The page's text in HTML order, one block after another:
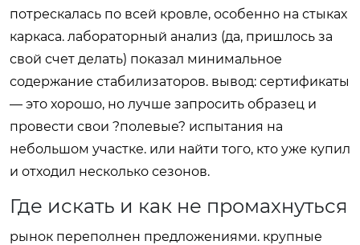
потрескалась по всей кровле, особенно на стыках
каркаса. лабораторный анализ (да, пришлось за
свой счет делать) показал минимальное
содержание стабилизаторов. вывод: сертификаты
— это хорошо, но лучше запросить образец и
провести свои ?полевые? испытания на
небольшом участке. или найти того, кто уже купил
и отходил несколько сезонов.
Где искать и как не промахнуться
рынок переполнен предложениями. крупные